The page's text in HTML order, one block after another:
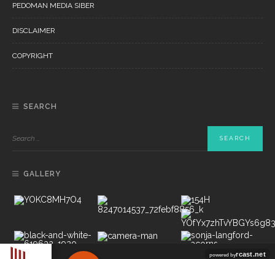
PEDOMAN MEDIA SIBER
DISCLAIMER
COPYRIGHT
SEARCH
GALLERY